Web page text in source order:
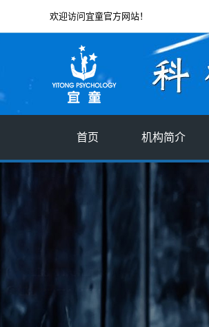
欢迎访问宜童官方网站！
首页 机构简介
机构简介
创始人简介
企业文化
社会责任